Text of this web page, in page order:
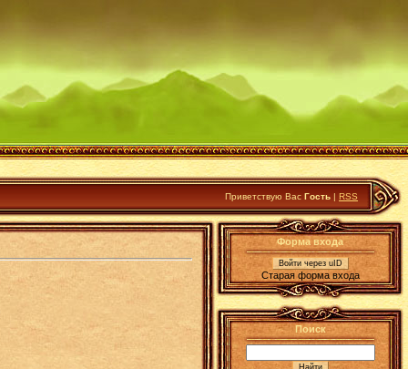
Приветствую Вас Гость | RSS
Форма входа
Войти через uID
Старая форма входа
Поиск